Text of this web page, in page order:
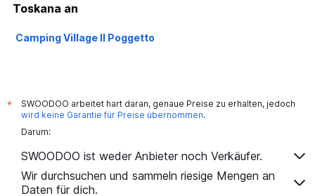
Toskana an
Camping Village Il Poggetto
*
SWOODOO arbeitet hart daran, genaue Preise zu erhalten, jedoch
wird keine Garantie für Preise übernommen.
Darum:
SWOODOO ist weder Anbieter noch Verkäufer.
Wir durchsuchen und sammeln riesige Mengen an
Daten für dich.